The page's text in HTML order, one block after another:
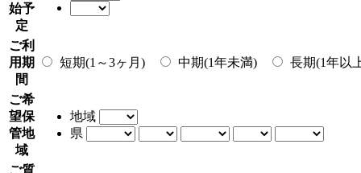
始予
定
ご利
用期
間
短期(1～3ヶ月) 中期(1年未満) 長期(1年以
ご希
望保
管地
域
地域
県